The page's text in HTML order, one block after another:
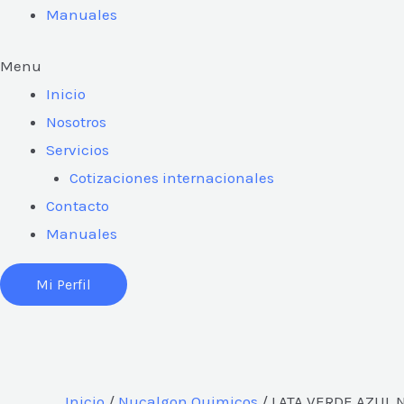
Manuales
Menu
Inicio
Nosotros
Servicios
Cotizaciones internacionales
Contacto
Manuales
Mi Perfil